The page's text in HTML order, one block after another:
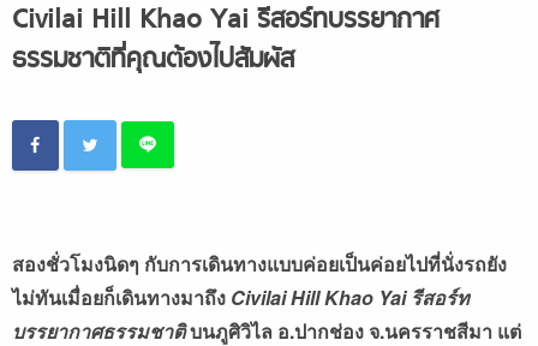
Civilai Hill Khao Yai รีสอร์ทบรรยากาศ
ธรรมชาติที่คุณต้องไปสัมผัส
สองชั่วโมงนิดๆ กับการเดินทางแบบค่อยเป็นค่อยไปที่นั่งรถยัง
ไม่ทันเมื่อยก็เดินทางมาถึง Civilai Hill Khao Yai รีสอร์ท
บรรยากาศธรรมชาติบนภูศิวิไล อ.ปากช่อง จ.นครราชสีมา แต่